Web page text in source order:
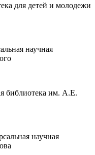
для детей и молодежи
научная
библиотека им. А.Е.
научная